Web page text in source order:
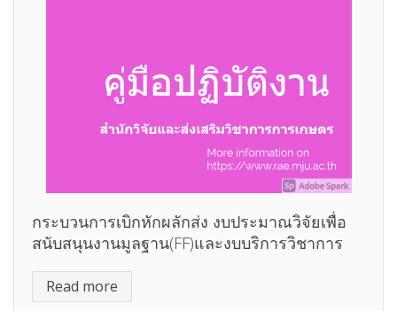
กระบวนการเบิกหักผลักส่ง งบประมาณวิจัยเพื่อ
สนับสนุนงานมูลฐาน(FF)และงบบริการวิชาการ
Read more